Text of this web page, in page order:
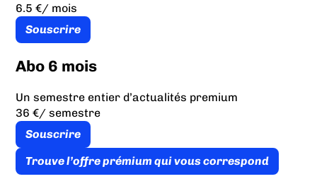
6.5 €/ mois
Souscrire
Abo 6 mois
Un semestre entier d’actualités premium
36 €/ semestre
Souscrire
Trouve l’offre prémium qui vous correspond